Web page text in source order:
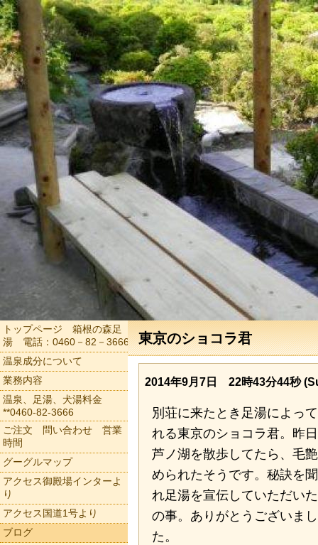
東京のショコラ君
2014年9月7日 22時43分44秒
別荘に来たとき足湯によっ
れる東京のショコラ君。昨
芦ノ湖を散歩してたら、毛
められたそうです。秘訣を
れ足湯を宣伝していただい
の事。ありがとうございまし
た。
トップページ 箱根の森足
湯 電話：0460－82－3666
温泉成分について
業務内容
温泉、足湯、犬湯料金
**0460-82-3666
ご注文 問い合わせ 営業
時間
グーグルマップ
アクセス御殿場インターよ
り
アクセス国道1号より
ブログ